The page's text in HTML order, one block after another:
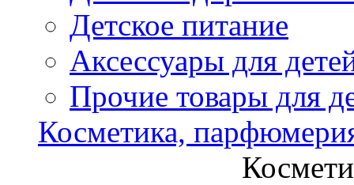
Детское питание
Аксессуары для
Прочие товары для
Косметика,